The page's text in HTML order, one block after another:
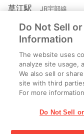
草江駅 JR宇部線
宇部市草江３丁目
このページの店舗から 4.4
岐波駅 JR宇部線
宇部市大字東岐波
このページの店舗から 4.7
Do Not Sell
Information
The website uses
analyze site usage,
We also sell or
site with third
For more
Do Not Sell